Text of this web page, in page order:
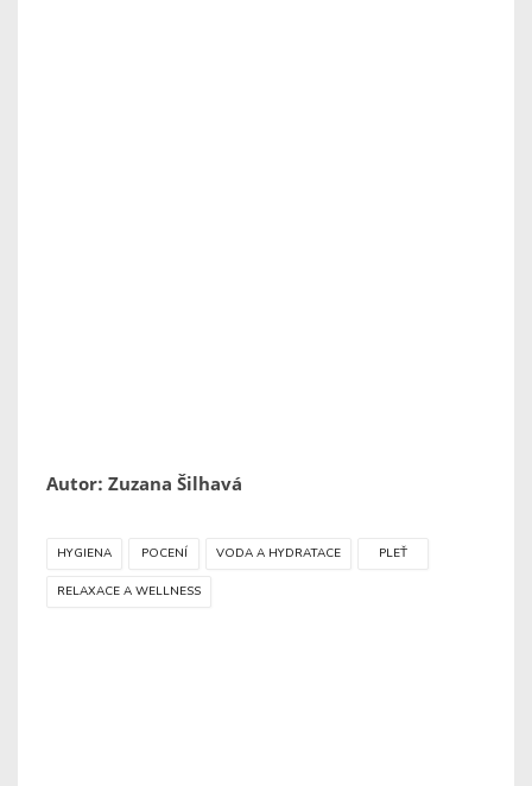
Autor: Zuzana Šilhavá
HYGIENA POCENÍ VODA A HYDRATACE PLEŤ
RELAXACE A WELLNESS